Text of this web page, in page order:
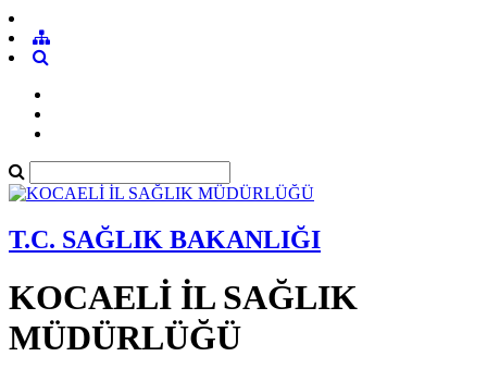
T.C. SAĞLIK BAKANLIĞI
KOCAELİ İL SAĞLIK
MÜDÜRLÜĞÜ